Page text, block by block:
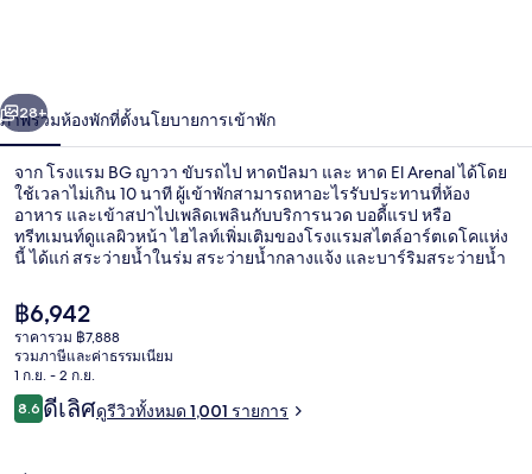
า
ถัดไป
28+
ภาพรวมห้องพักที่ตั้งนโยบายการเข้าพัก
จาก โรงแรม BG ญาวา ขับรถไป หาดปัลมา และ หาด El Arenal ได้โดย
ใช้เวลาไม่เกิน 10 นาที ผู้เข้าพักสามารถหาอะไรรับประทานที่ห้อง
อาหาร และเข้าสปาไปเพลิดเพลินกับบริการนวด บอดี้แรป หรือ
ทรีทเมนท์ดูแลผิวหน้า ไฮไลท์เพิ่มเติมของโรงแรมสไตล์อาร์ตเดโคแห่ง
นี้ ได้แก่ สระว่ายน้ำในร่ม สระว่ายน้ำกลางแจ้ง และบาร์ริมสระว่ายน้ำ
ราคา
ปัจจุบัน
฿6,942
฿6,942
ราคารวม ฿7,888
รวมภาษีและค่าธรรมเนียม
1 ก.ย. - 2 ก.ย.
รีวิว
8.68.6 จาก 10
ดีเลิศดูรีวิวทั้งหมด 1,001 รายการ